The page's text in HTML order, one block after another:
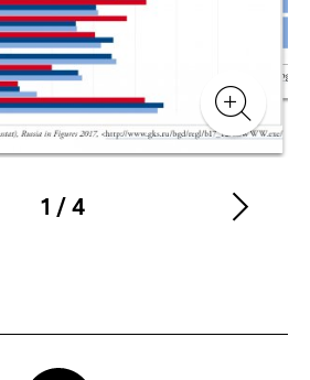
Zur
Zur
Galerieansicht
Karussellinhalt
1
von
/4